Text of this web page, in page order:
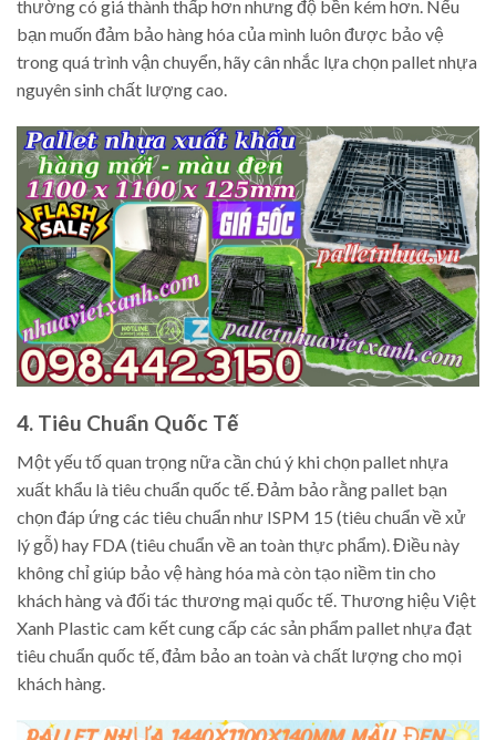
thường có giá thành thấp hơn nhưng độ bền kém hơn. Nếu
bạn muốn đảm bảo hàng hóa của mình luôn được bảo vệ
trong quá trình vận chuyển, hãy cân nhắc lựa chọn pallet nhựa
nguyên sinh chất lượng cao.
4. Tiêu Chuẩn Quốc Tế
Một yếu tố quan trọng nữa cần chú ý khi chọn pallet nhựa
xuất khẩu là tiêu chuẩn quốc tế. Đảm bảo rằng pallet bạn
chọn đáp ứng các tiêu chuẩn như ISPM 15 (tiêu chuẩn về xử
lý gỗ) hay FDA (tiêu chuẩn về an toàn thực phẩm). Điều này
không chỉ giúp bảo vệ hàng hóa mà còn tạo niềm tin cho
khách hàng và đối tác thương mại quốc tế. Thương hiệu Việt
Xanh Plastic cam kết cung cấp các sản phẩm pallet nhựa đạt
tiêu chuẩn quốc tế, đảm bảo an toàn và chất lượng cho mọi
khách hàng.